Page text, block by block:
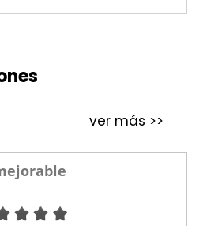
ver más >>